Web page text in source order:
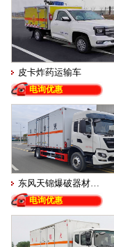
皮卡炸药运输车
电询优惠
东风天锦爆破器材…
电询优惠